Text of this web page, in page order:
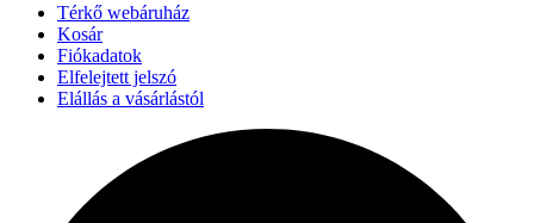
Térkő webáruház
Kosár
Fiókadatok
Elfelejtett jelszó
Elállás a vásárlástól